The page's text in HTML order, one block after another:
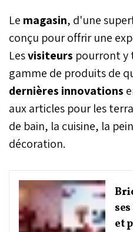
Le magasin, d'une
conçu pour offrir une
Lesvisiteurs pourront y
gamme de produits de
dernières innovations
aux articles pour les
de bain, la cuisine, la
décoration.
et